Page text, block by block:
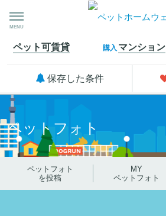
MENU
ペット可賃貸 購入 マンション
保存した条件
ペットフォト
ペットフォト
を投稿
MY
ペットフォト